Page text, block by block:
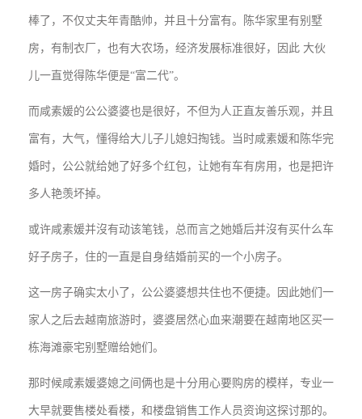
棒了，不仅丈夫年青酷帅，并且十分富有。陈华家里有别墅
房，有制衣厂，也有大农场，经济发展标准很好，因此 大伙
儿一直觉得陈华便是“富二代”。
而咸素媛的公公婆婆也是很好，不但为人正直友善乐观，并且
富有，大气，懂得给大儿子儿媳妇掏钱。当时咸素媛和陈华完
婚时，公公就给她了好多个红包，让她有车有房用，也是把许
多人艳羡坏掉。
或许咸素媛并沒有动该笔钱，总而言之她婚后并沒有买什么车
好子房子，住的一直是自身结婚前买的一个小房子。
这一房子确实太小了，公公婆婆想共住也不便捷。因此她们一
家人之后去越南旅游时，婆婆居然心血来潮要在越南地区买一
栋海滩豪宅别墅赠给她们。
那时候咸素媛婆媳之间俩也是十分用心要购房的模样，专业一
大早就要售楼处看楼，和楼盘销售工作人员资询这探讨那的。